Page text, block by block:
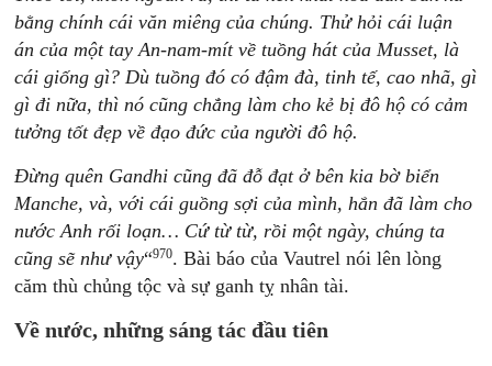
bằng chính cái văn miêng của chúng. Thử hỏi cái luận
án của một tay An-nam-mít về tuồng hát của Musset, là
cái giống gì? Dù tuồng đó có đậm đà, tinh tế, cao nhã, gì
gì đi nữa, thì nó cũng chẳng làm cho kẻ bị đô hộ có cảm
tưởng tốt đẹp về đạo đức của người đô hộ.
Đừng quên Gandhi cũng đã đỗ đạt ở bên kia bờ biển
Manche, và, với cái guồng sợi của mình, hắn đã làm cho
nước Anh rối loạn… Cứ từ từ, rồi một ngày, chúng ta
cũng sẽ như vậy“970. Bài báo của Vautrel nói lên lòng
căm thù chủng tộc và sự ganh tỵ nhân tài.
Về nước, những sáng tác đầu tiên